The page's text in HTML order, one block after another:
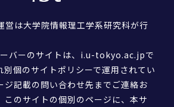
営は大学院情報理工学系研究科が行
バーのサイトは、i.u-tokyo.ac.jpで
別個のサイトポリシーで運用されてい
ジ記載の問い合わせ先までご連絡お
このサイトの個別のページに、本サ